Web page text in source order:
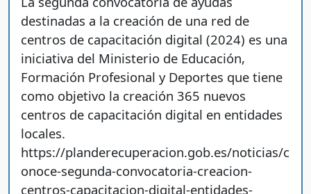
destinadas a la creación de una red de
centros de capacitación digital (2024) es una
iniciativa del Ministerio de Educación,
Formación Profesional y Deportes que tiene
como objetivo la creación 365 nuevos
centros de capacitación digital en entidades
locales.
https://planderecuperacion.gob.es/noticias/c
onoce-segunda-convocatoria-creacion-
centros-capacitacion-digital-entidades-